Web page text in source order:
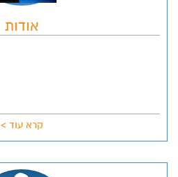
אודות
קרא עוד >